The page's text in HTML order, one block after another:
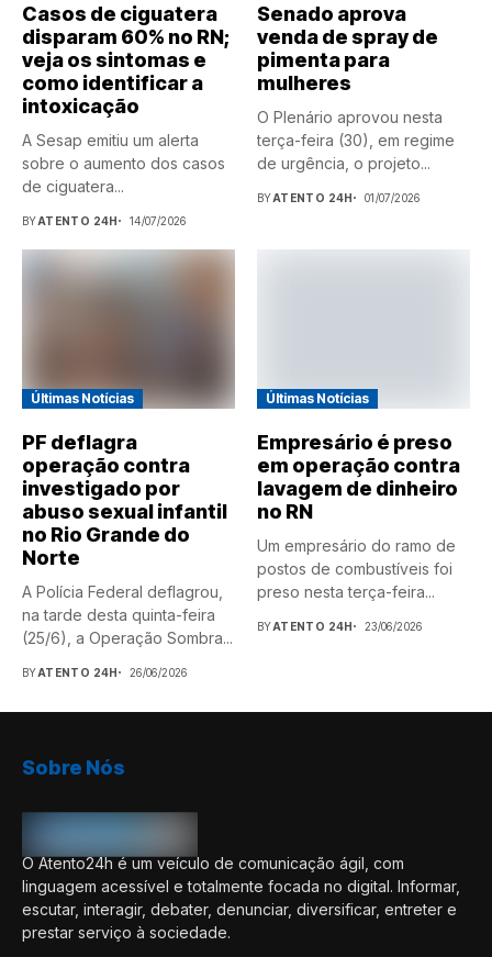
Casos de ciguatera
disparam 60% no RN;
veja os sintomas e
como identificar a
intoxicação
A Sesap emitiu um alerta
sobre o aumento dos casos
de ciguatera...
BYATENTO 24H 14/07/2026
Senado aprova
venda de spray de
pimenta para
mulheres
O Plenário aprovou nesta
terça-feira (30), em regime
de urgência, o projeto...
BYATENTO 24H 01/07/2026
Últimas Notícias
PF deflagra
operação contra
investigado por
abuso sexual infantil
no Rio Grande do
Norte
A Polícia Federal deflagrou,
na tarde desta quinta-feira
(25/6), a Operação Sombra...
BYATENTO 24H 26/06/2026
Últimas Notícias
Empresário é preso
em operação contra
lavagem de dinheiro
no RN
Um empresário do ramo de
postos de combustíveis foi
preso nesta terça-feira...
BYATENTO 24H 23/06/2026
Sobre Nós
O Atento24h é um veículo de comunicação ágil, com
linguagem acessível e totalmente focada no digital. Informar,
escutar, interagir, debater, denunciar, diversificar, entreter e
prestar serviço à sociedade.